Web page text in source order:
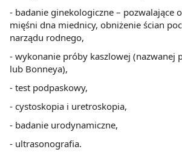
- badanie ginekologiczne – pozwalające
mięśni dna miednicy, obniżenie ścian
narządu rodnego,
- wykonanie próby kaszlowej (nazwanej
lub Bonneya),
- test podpaskowy,
- cystoskopia i uretroskopia,
- badanie urodynamiczne,
- ultrasonografia.